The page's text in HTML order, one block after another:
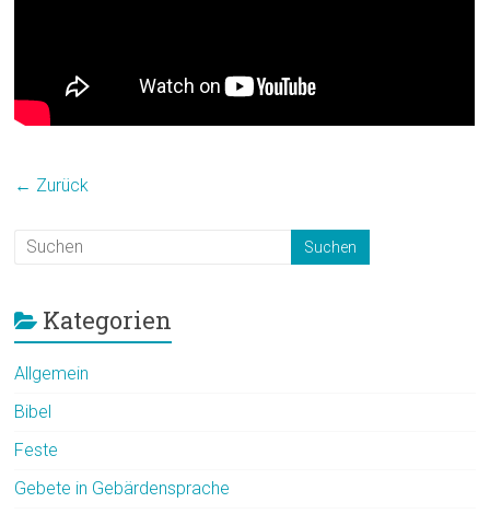
← Zurück
Kategorien
Allgemein
Bibel
Feste
Gebete in Gebärdensprache